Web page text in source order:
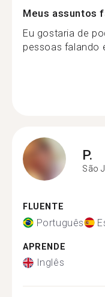
Meus assuntos
Eu gostaria de
pessoas falando
P.
São
FLUENTE
Português
APRENDE
Inglês